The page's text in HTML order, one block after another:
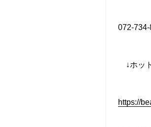
072-
↓ホッ
https://